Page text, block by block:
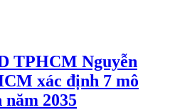
TPHCM Nguyễn
xác định 7 mô
2035